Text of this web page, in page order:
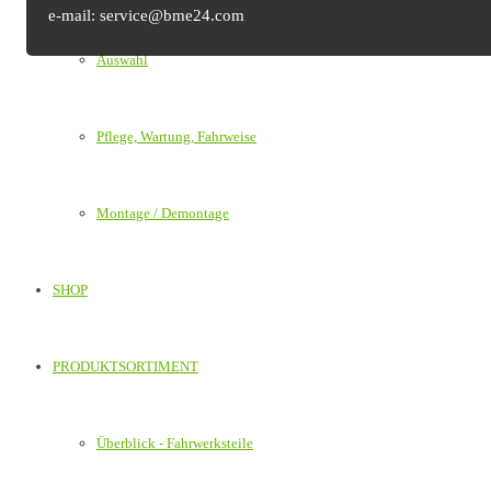
Auswahl
Pflege, Wartung, Fahrweise
Montage / Demontage
SHOP
PRODUKTSORTIMENT
Überblick - Fahrwerksteile
e-mail: service@bme24.com